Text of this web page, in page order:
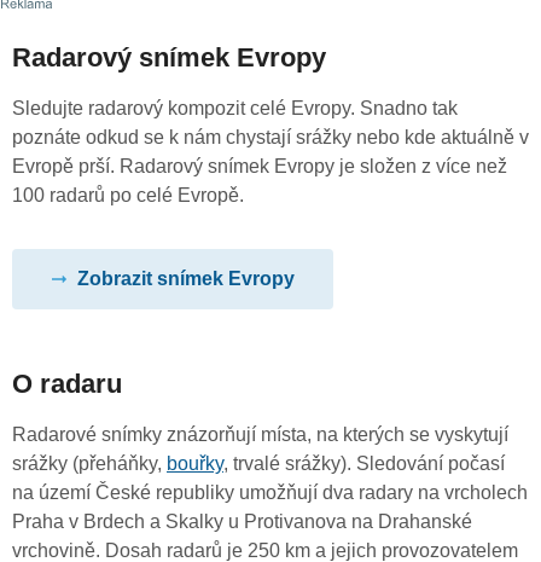
Radarový snímek Evropy
Sledujte radarový kompozit celé Evropy. Snadno tak
poznáte odkud se k nám chystají srážky nebo kde aktuálně v
Evropě prší. Radarový snímek Evropy je složen z více než
100 radarů po celé Evropě.
Zobrazit snímek Evropy
O radaru
Radarové snímky znázorňují místa, na kterých se vyskytují
srážky (přeháňky, bouřky, trvalé srážky). Sledování počasí
na území České republiky umožňují dva radary na vrcholech
Praha v Brdech a Skalky u Protivanova na Drahanské
vrchovině. Dosah radarů je 250 km a jejich provozovatelem